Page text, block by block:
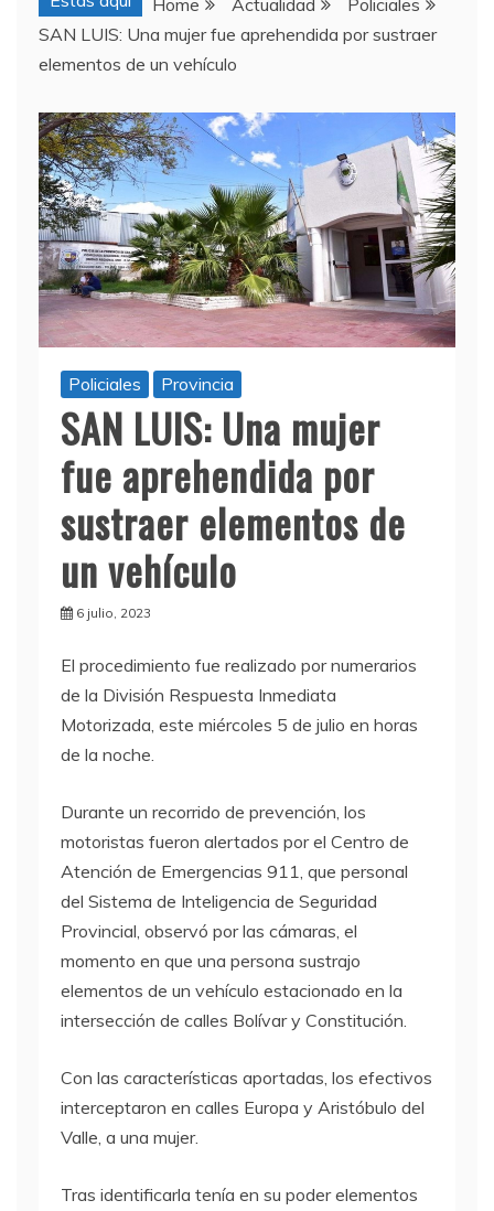
Home Actualidad
Policiales
SAN LUIS: Una mujer fue aprehendida por sustraer
elementos de un vehículo
Policiales Provincia
SAN LUIS: Una mujer
fue aprehendida por
sustraer elementos de
un vehículo
6 julio, 2023
El procedimiento fue realizado por numerarios
de la División Respuesta Inmediata
Motorizada, este miércoles 5 de julio en horas
de la noche.
Durante un recorrido de prevención, los
motoristas fueron alertados por el Centro de
Atención de Emergencias 911, que personal
del Sistema de Inteligencia de Seguridad
Provincial, observó por las cámaras, el
momento en que una persona sustrajo
elementos de un vehículo estacionado en la
intersección de calles Bolívar y Constitución.
Con las características aportadas, los efectivos
interceptaron en calles Europa y Aristóbulo del
Valle, a una mujer.
Tras identificarla tenía en su poder elementos